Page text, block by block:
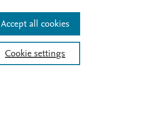
Cookie settings
Accept all cookies